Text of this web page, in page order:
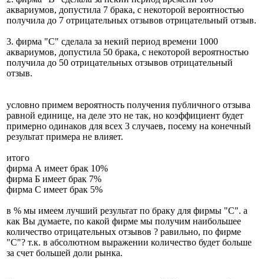
аквариумов, допустила 7 брака, с некоторой вероятностью
получила до 7 отрицательных отзывов отрицательный отзыв.
3. фирма "C" сделала за некий период времени 1000
аквариумов, допустила 50 брака, с некоторой вероятностью
получила до 50 отрицательных отзывов отрицательный
отзыв.
условно примем вероятность получения публичного отзыва
равной единице, на деле это не так, но коэффициент будет
примерно одинаков для всех 3 случаев, посему на конечный
результат примера не влияет.
итого
фирма А имеет брак 10%
фирма Б имеет брак 7%
фирма С имеет брак 5%
в % мы имеем лучший результат по браку для фирмы "C". а
как Вы думаете, по какой фирме мы получим наибольшее
количество отрицательных отзывов ? равильно, по фирме
"C"? т.к. в абсолютном выражении количество будет больше
за счет большей доли рынка.